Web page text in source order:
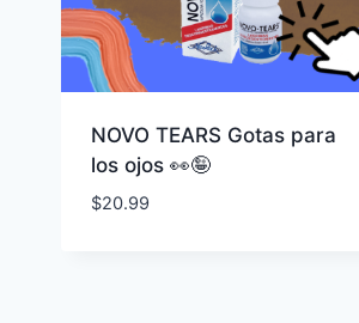
NOVO TEARS Gotas para
los ojos 👀🤪
$20.99